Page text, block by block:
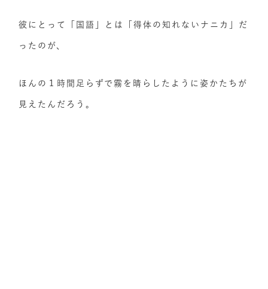
彼にとって「国語」とは「得体の知れないナニカ」だ
ったのが、
ほんの１時間足らずで霧を晴らしたように姿かたちが
見えたんだろう。